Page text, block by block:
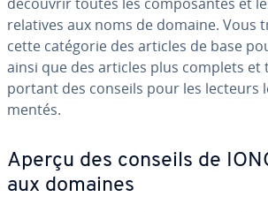
relatives aux noms de domaine. Vous
cette catégorie des articles de base
ainsi que des articles plus complets
por­tant des conseils pour les lecteurs
men­tés.
Aperçu des conseils de
aux domaines